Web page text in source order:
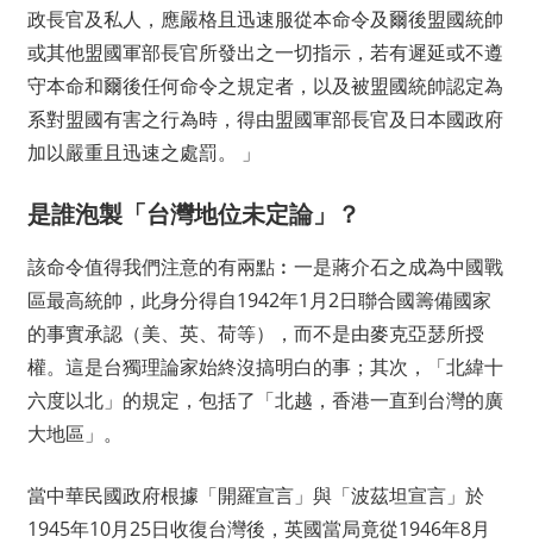
政長官及私人，應嚴格且迅速服從本命令及爾後盟國統帥
或其他盟國軍部長官所發出之一切指示，若有遲延或不遵
守本命和爾後任何命令之規定者，以及被盟國統帥認定為
系對盟國有害之行為時，得由盟國軍部長官及日本國政府
加以嚴重且迅速之處罰。 」
是誰泡製「台灣地位未定論」？
該命令值得我們注意的有兩點︰一是蔣介石之成為中國戰
區最高統帥，此身分得自1942年1月2日聯合國籌備國家
的事實承認（美、英、荷等），而不是由麥克亞瑟所授
權。這是台獨理論家始終沒搞明白的事；其次，「北緯十
六度以北」的規定，包括了「北越，香港一直到台灣的廣
大地區」。
當中華民國政府根據「開羅宣言」與「波茲坦宣言」於
1945年10月25日收復台灣後，英國當局竟從1946年8月